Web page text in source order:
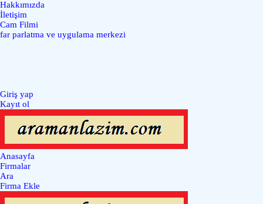
Hakkımızda
İletişim
Cam Filmi
far parlatma ve uygulama merkezi
Giriş yap
Kayıt ol
Anasayfa
Firmalar
Ara
Firma Ekle